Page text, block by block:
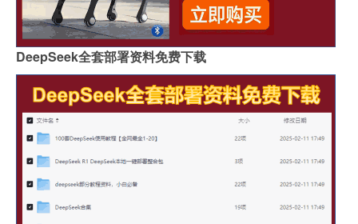
DeepSeek全套部署资料免费下载